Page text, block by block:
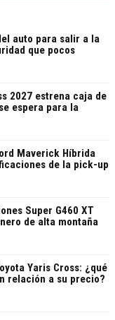
auto para salir a la
que pocos
2027 estrena caja de
espera para la
Maverick Híbrida
de la pick-up
Super G460 XT
de alta montaña
Yaris Cross: ¿qué
relación a su precio?